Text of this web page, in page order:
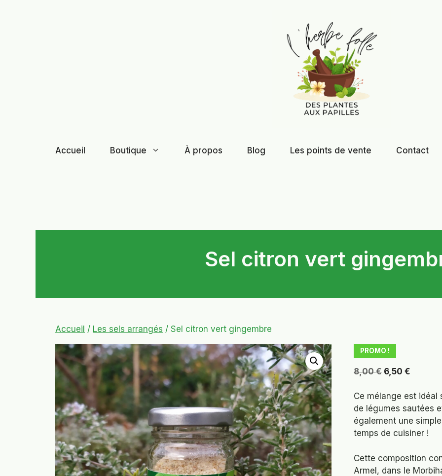
Accueil Boutique À propos Blog Les points de vente Contact
Sel citron vert
Accueil / Les sels arrangés / Sel citron vert gingembre
PROMO !
8,00€ Le
initial
était :
8,00 €.
6,50 €Le
actuel
est :
6,50 €.
Ce mélange est idéal
de légumes sautées
également une
temps de cuisiner !
Cette composition
Armel, dans le